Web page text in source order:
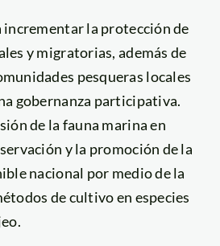
la protección de
y migratorias, además de
pesqueras locales
gobernanza participativa.
de la fauna marina en
y la promoción de la
nacional por medio de la
de cultivo en especies